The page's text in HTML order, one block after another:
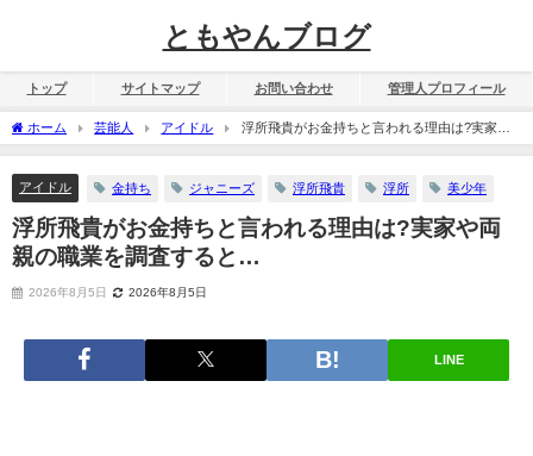
ともやんブログ
トップ サイトマップ お問い合わせ 管理人プロフィール
ホーム 芸能人 アイドル
浮所飛貴がお金持ちと言われる理由は?実家や
両親の職業を調査すると…
アイドル 金持ち ジャニーズ 浮所飛貴 浮所 美少年
浮所飛貴がお金持ちと言われる理由は?実家や両
親の職業を調査すると…
2026年8月5日 2026年8月5日
LINE